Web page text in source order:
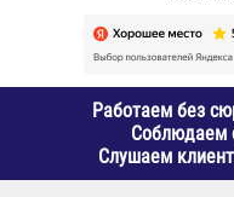
Работаем без
Соблюдаем
Слушаем